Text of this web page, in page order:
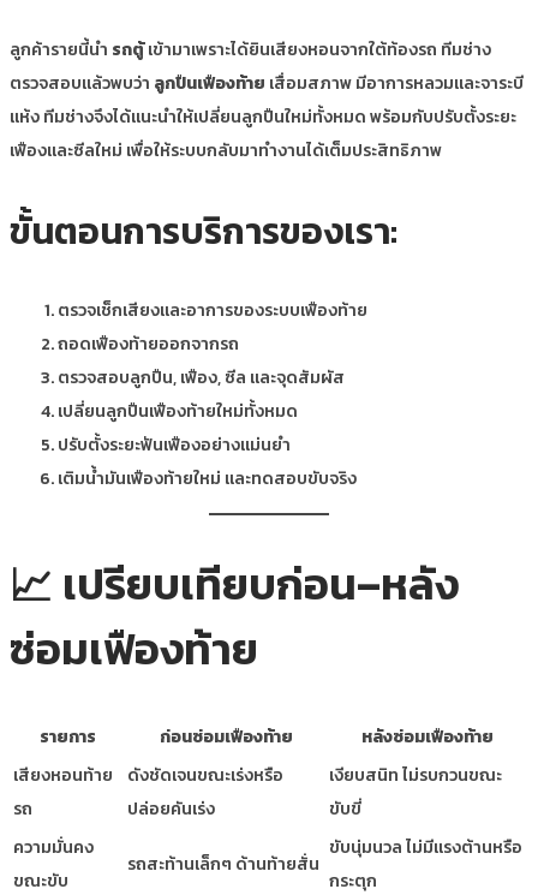
ลูกค้ารายนี้นำ รถตู้เข้ามาเพราะได้ยินเสียงหอนจากใต้ท้องรถ ทีมช่าง
ตรวจสอบแล้วพบว่า ลูกปืนเฟืองท้าย เสื่อมสภาพ มีอาการหลวมและจาระบี
แห้ง ทีมช่างจึงได้แนะนำให้เปลี่ยนลูกปืนใหม่ทั้งหมด พร้อมกับปรับตั้งระยะ
เฟืองและซีลใหม่ เพื่อให้ระบบกลับมาทำงานได้เต็มประสิทธิภาพ
ขั้นตอนการบริการของเรา:
ตรวจเช็กเสียงและอาการของระบบเฟืองท้าย
ถอดเฟืองท้ายออกจากรถ
ตรวจสอบลูกปืน, เฟือง, ซีล และจุดสัมผัส
เปลี่ยนลูกปืนเฟืองท้ายใหม่ทั้งหมด
ปรับตั้งระยะฟันเฟืองอย่างแม่นยำ
เติมน้ำมันเฟืองท้ายใหม่ และทดสอบขับจริง
📈 เปรียบเทียบก่อน–หลัง
ซ่อมเฟืองท้าย
รายการ ก่อนซ่อมเฟืองท้าย
หลังซ่อมเฟืองท้าย
เสียงหอนท้าย
รถ
ดังชัดเจนขณะเร่งหรือ
ปล่อยคันเร่ง
เงียบสนิท ไม่รบกวนขณะ
ขับขี่
ความมั่นคง
ขณะขับ
รถสะท้านเล็กๆ ด้านท้ายสั่น
ขับนุ่มนวล ไม่มีแรงต้านหรือ
กระตุก